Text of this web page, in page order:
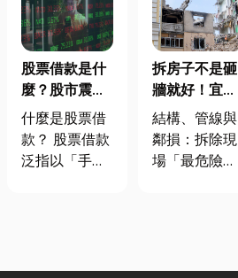
股票借款是什
麼？股市震盪|
股票借款、股
票質借、當鋪
借款完整比較
什麼是股票借
款？ 股票借款
泛指以「手中
的融資方式，
拆房子不是砸
牆就好！宜蘭
裝潢拆除、水
泥切割施工前
必看的避坑指
結構、管線與
鄰損：拆除現
場「最危險的
混亂的環境